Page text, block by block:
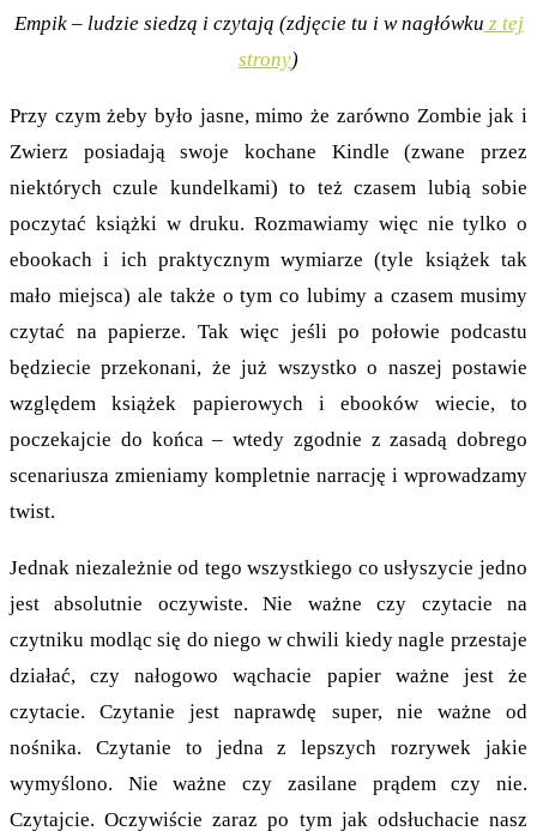
Empik – ludzie siedzą i czytają (zdjęcie tu i w nagłówku z tej
strony)
Przy czym żeby było jasne, mimo że zarówno Zombie jak i
Zwierz posiadają swoje kochane Kindle (zwane przez
niektórych czule kundelkami) to też czasem lubią sobie
poczytać książki w druku. Rozmawiamy więc nie tylko o
ebookach i ich praktycznym wymiarze (tyle książek tak
mało miejsca) ale także o tym co lubimy a czasem musimy
czytać na papierze. Tak więc jeśli po połowie podcastu
będziecie przekonani, że już wszystko o naszej postawie
względem książek papierowych i ebooków wiecie, to
poczekajcie do końca – wtedy zgodnie z zasadą dobrego
scenariusza zmieniamy kompletnie narrację i wprowadzamy
twist.
Jednak niezależnie od tego wszystkiego co usłyszycie jedno
jest absolutnie oczywiste. Nie ważne czy czytacie na
czytniku modląc się do niego w chwili kiedy nagle przestaje
działać, czy nałogowo wąchacie papier ważne jest że
czytacie. Czytanie jest naprawdę super, nie ważne od
nośnika. Czytanie to jedna z lepszych rozrywek jakie
wymyślono. Nie ważne czy zasilane prądem czy nie.
Czytajcie. Oczywiście zaraz po tym jak odsłuchacie nasz